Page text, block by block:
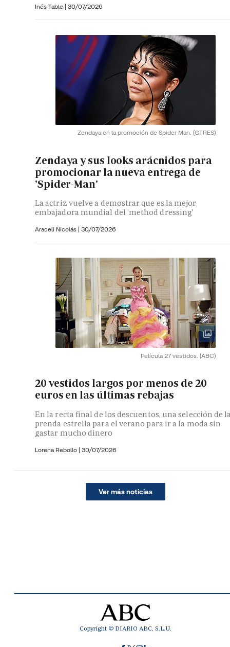
Inés Table | 30/07/2026
Zendaya en la promoción de Spider-Man. (GTRES)
Zendaya y sus looks arácnidos para
promocionar la nueva entrega de
'Spider-Man'
La actriz vuelve a demostrar que es la mejor
embajadora mundial del 'method dressing'
Araceli Nicolás | 30/07/2026
Película 27 vestidos. (ABC)
20 vestidos largos por menos de 20
euros en las últimas rebajas
En la recta final de los descuentos, una selección de
prenda estrella para el verano para ir a la moda sin
gastar mucho dinero
Lorena Rebollo | 30/07/2026
Ver más noticias
Copyright © DIARIO ABC, S.L.U.